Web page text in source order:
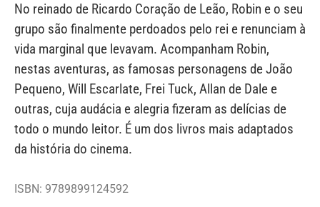
No reinado de Ricardo Coração de Leão, Robin e o seu
grupo são finalmente perdoados pelo rei e renunciam à
vida marginal que levavam. Acompanham Robin,
nestas aventuras, as famosas personagens de João
Pequeno, Will Escarlate, Frei Tuck, Allan de Dale e
outras, cuja audácia e alegria fizeram as delícias de
todo o mundo leitor. É um dos livros mais adaptados
da história do cinema.
ISBN: 9789899124592